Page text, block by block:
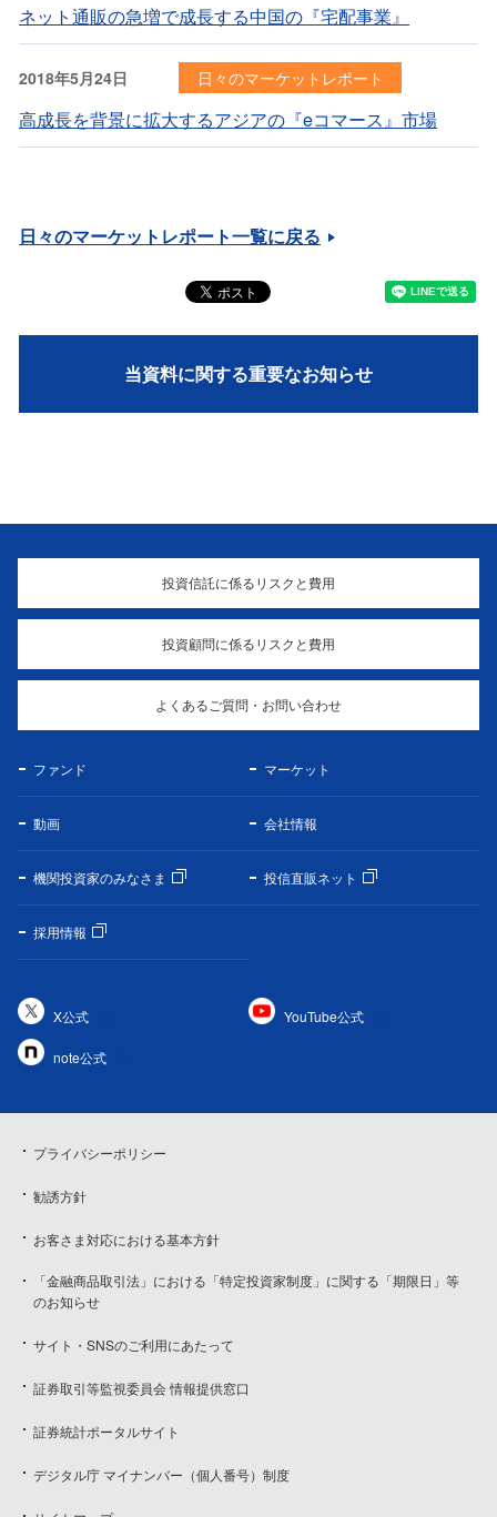
ネット通販の急増で成長する中国の『宅配事業』
2018年5月24日 日々のマーケットレポート
高成長を背景に拡大するアジアの『eコマース』市場
日々のマーケットレポート一覧に戻る
当資料に関する重要なお知らせ
投資信託に係るリスクと費用
投資顧問に係るリスクと費用
よくあるご質問・お問い合わせ
ファンド マーケット
動画 会社情報
機関投資家のみなさま 投信直販ネット
採用情報
X公式 YouTube公式
note公式
プライバシーポリシー
勧誘方針
お客さま対応における基本方針
「金融商品取引法」における「特定投資家制度」に関する「期限日」等
のお知らせ
サイト・SNSのご利用にあたって
証券取引等監視委員会 情報提供窓口
証券統計ポータルサイト
デジタル庁 マイナンバー（個人番号）制度